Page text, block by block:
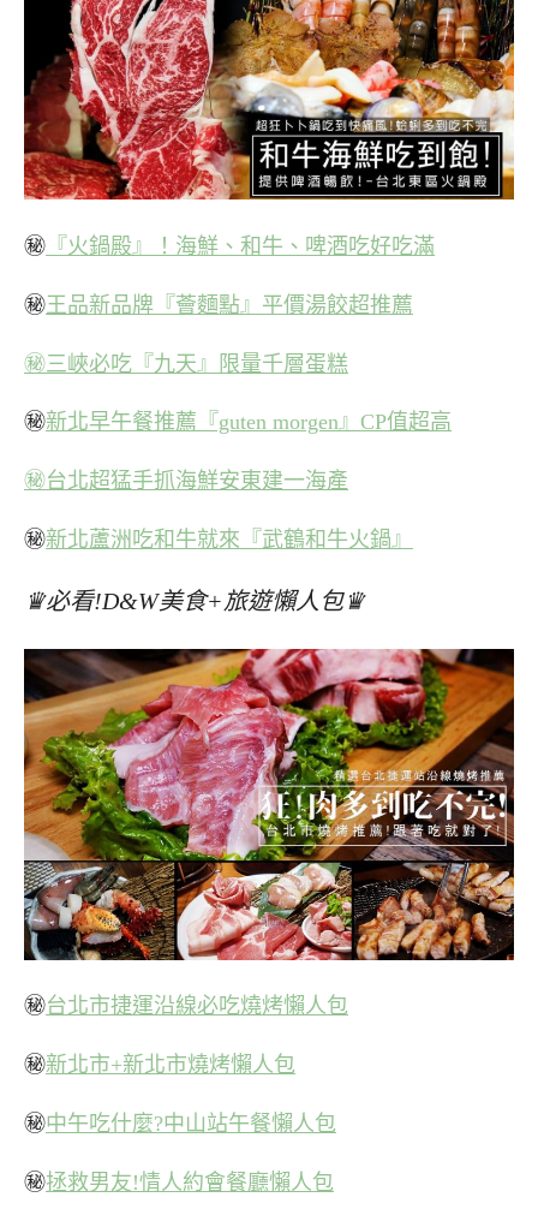
㊙ 『火鍋殿』！海鮮、和牛、啤酒吃好吃滿
㊙王品新品牌『薈麵點』平價湯餃超推薦
㊙三峽必吃『九天』限量千層蛋糕
㊙新北早午餐推薦『guten morgen』CP值超高
㊙台北超猛手抓海鮮安東建一海產
㊙新北蘆洲吃和牛就來『武鶴和牛火鍋』
♛必看!D&W美食+旅遊懶人包♛
㊙台北市捷運沿線必吃燒烤懶人包
㊙新北市+新北市燒烤懶人包
㊙中午吃什麼?中山站午餐懶人包
㊙拯救男友!情人約會餐廳懶人包